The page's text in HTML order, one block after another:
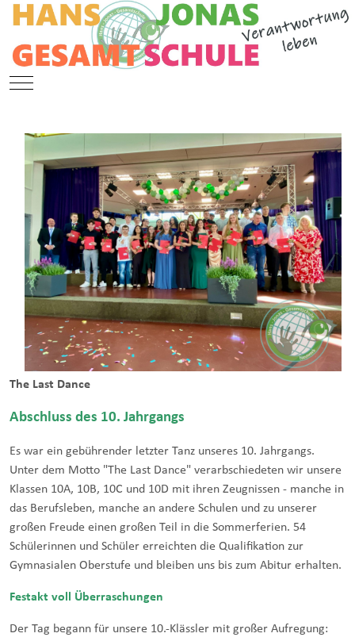
Mobile Menu Toggle
The Last Dance
Abschluss des 10. Jahrgangs
Es war ein gebührender letzter Tanz unseres 10. Jahrgangs.
Unter dem Motto "The Last Dance" verarbschiedeten wir unsere
Klassen 10A, 10B, 10C und 10D mit ihren Zeugnissen - manche in
das Berufsleben, manche an andere Schulen und zu unserer
großen Freude einen großen Teil in die Sommerferien. 54
Schülerinnen und Schüler erreichten die Qualifikation zur
Gymnasialen Oberstufe und bleiben uns bis zum Abitur erhalten.
Festakt voll Überraschungen
Der Tag begann für unsere 10.-Klässler mit großer Aufregung: